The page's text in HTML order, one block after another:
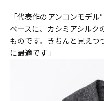
「代表作のアンコンモデル
ベースに、カシミアシルク
ものです。きちんと見えつ
に最適です」